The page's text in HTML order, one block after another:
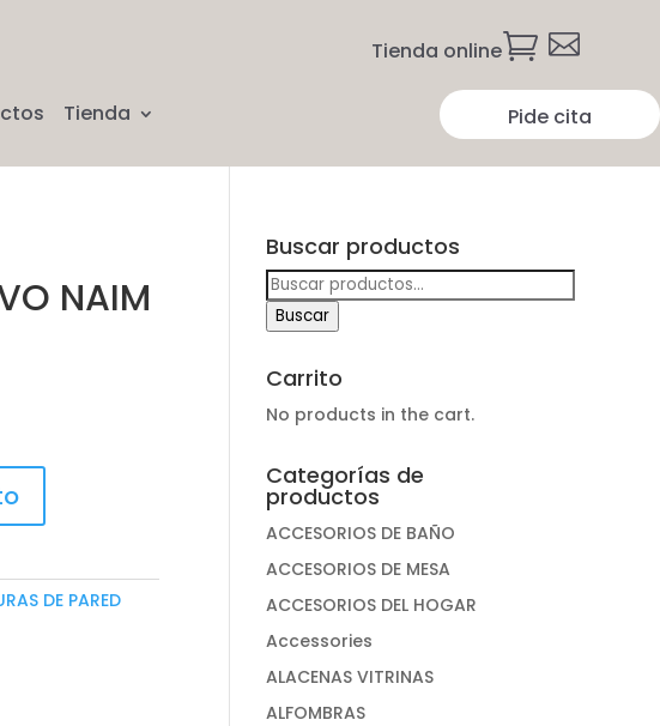
Tienda online 
Tienda Pide cita
NAIM
DE PARED
Buscar productos
Buscar
por:
Buscar
Carrito
No products in the cart.
Categorías de
productos
ACCESORIOS DE BAÑO
ACCESORIOS DE MESA
ACCESORIOS DEL HOGAR
Accessories
ALACENAS VITRINAS
ALFOMBRAS